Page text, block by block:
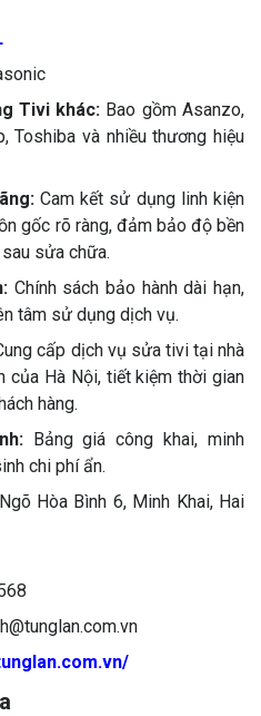
Tivi khác: Bao gồm Asanzo,
Toshiba và nhiều thương hiệu
Cam kết sử dụng linh kiện
gốc rõ ràng, đảm bảo độ bền
sửa chữa.
Chính sách bảo hành dài hạn,
tâm sử dụng dịch vụ.
cấp dịch vụ sửa tivi tại nhà
của Hà Nội, tiết kiệm thời gian
hàng.
Bảng giá công khai, minh
chi phí ẩn.
Hòa Bình 6, Minh Khai, Hai